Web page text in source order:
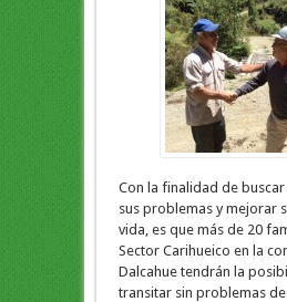
Con la finalidad de
sus problemas y mejorar
vida, es que más de 20
Sector Carihueico en la
Dalcahue tendrán la
transitar sin problemas